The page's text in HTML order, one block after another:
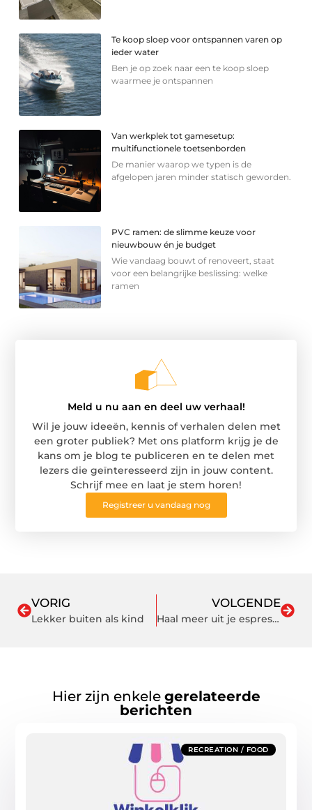
Te koop sloep voor ontspannen varen op
ieder water
Ben je op zoek naar een te koop sloep
waarmee je ontspannen
Van werkplek tot gamesetup:
multifunctionele toetsenborden
De manier waarop we typen is de
afgelopen jaren minder statisch geworden.
PVC ramen: de slimme keuze voor
nieuwbouw én je budget
Wie vandaag bouwt of renoveert, staat
voor een belangrijke beslissing: welke
ramen
Meld u nu aan en deel uw verhaal!
Wil je jouw ideeën, kennis of verhalen delen met
een groter publiek? Met ons platform krijg je de
kans om je blog te publiceren en te delen met
lezers die geïnteresseerd zijn in jouw content.
Schrijf mee en laat je stem horen!
Registreer u vandaag nog
VORIG
Lekker buiten als kind
VOLGENDE
Haal meer uit je espresso!
Hier zijn enkele gerelateerde
berichten
RECREATION / FOOD